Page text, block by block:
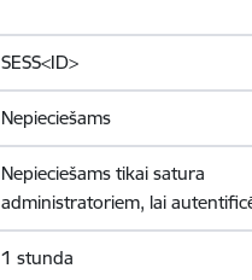
SESS<ID>
Nepieciešams
Nepieciešams tikai satura
administratoriem, lai
1 stunda